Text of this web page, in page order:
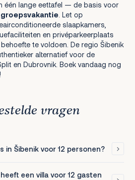
één lange eettafel — de basis voor
. Let op
slaapkamers,
en privéparkeerplaats
te voldoen. De regio Šibenik
alternatief voor de
en Dubrovnik. Boek vandaag nog
vragen
in Šibenik voor 12 personen?
een villa voor 12 gasten